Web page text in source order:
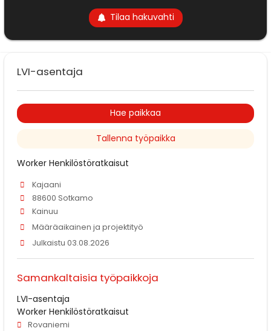
Tilaa hakuvahti
LVI-asentaja
Hae paikkaa
Tallenna työpaikka
Worker Henkilöstöratkaisut
Kajaani
88600 Sotkamo
Kainuu
Määräaikainen ja projektityö
Julkaistu 03.08.2026
Samankaltaisia työpaikkoja
LVI-asentaja
Worker Henkilöstöratkaisut
Rovaniemi